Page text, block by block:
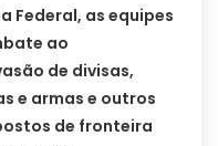
Federal, as equipes
ao
de divisas,
e armas e outros
de fronteira